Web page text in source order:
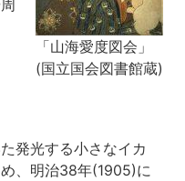
「山海愛度図会」
(国立国会図書館蔵)
発光する小さなイカ
、明治38年(1905)に